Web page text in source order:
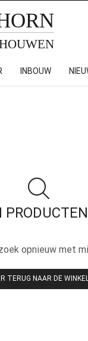
INBOUW
opnieuw met
TERUG NAAR DE